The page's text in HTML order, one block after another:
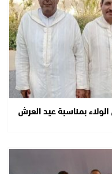
بمناسبة عيد العرش